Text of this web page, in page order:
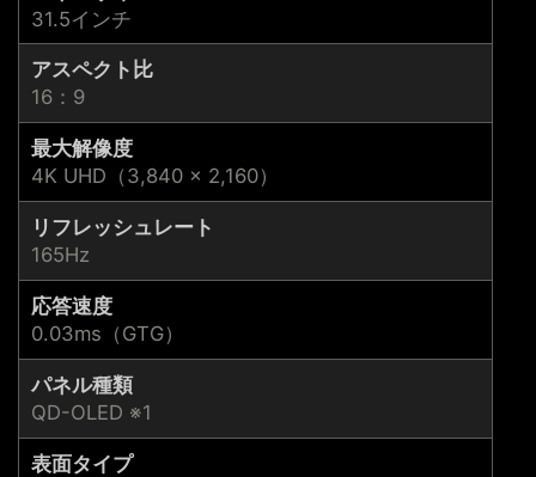
31.5インチ
アスペクト比
16：9
最大解像度
4K UHD（3,840 × 2,160）
リフレッシュレート
165Hz
応答速度
0.03ms（GTG）
パネル種類
QD-OLED ※1
表面タイプ